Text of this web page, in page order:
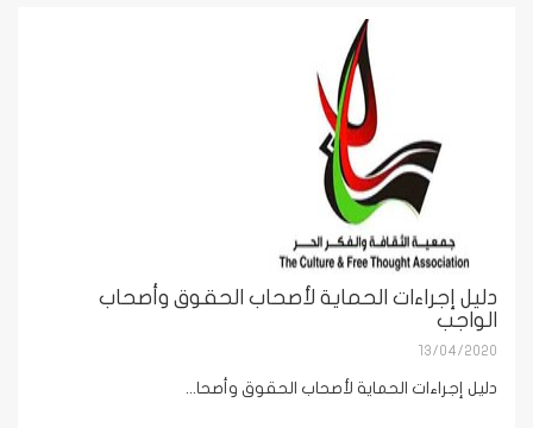
دليل إجراءات الحماية لأصحاب الحقوق وأصحاب
الواجب
13/04/2020
دليل إجراءات الحماية لأصحاب الحقوق وأصحا...